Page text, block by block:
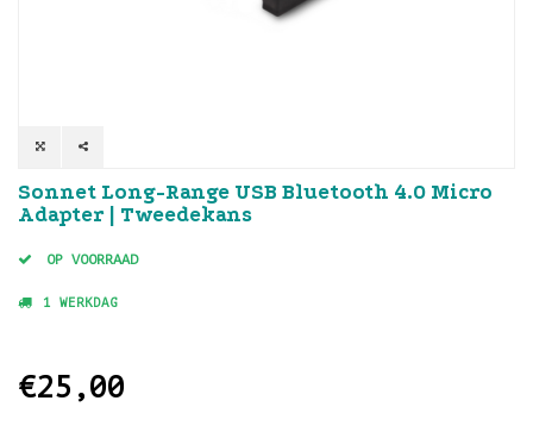
Sonnet Long-Range USB Bluetooth 4.0 Micro
Adapter | Tweedekans
OP VOORRAAD
1 WERKDAG
€25,00